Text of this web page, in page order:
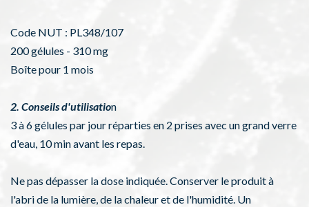
Code NUT : PL348/107
200 gélules - 310 mg
Boîte pour 1 mois
2. Conseils d'utilisation
3 à 6 gélules par jour réparties en 2 prises avec un grand verre
d'eau, 10 min avant les repas.
Ne pas dépasser la dose indiquée. Conserver le produit à
l'abri de la lumière, de la chaleur et de l'humidité. Un